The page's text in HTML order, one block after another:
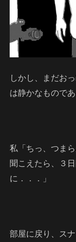
しかし、まだお
は静かなものであ
私「ちっ、つま
聞こえたら、３
に．．．」
部屋に戻り、ス